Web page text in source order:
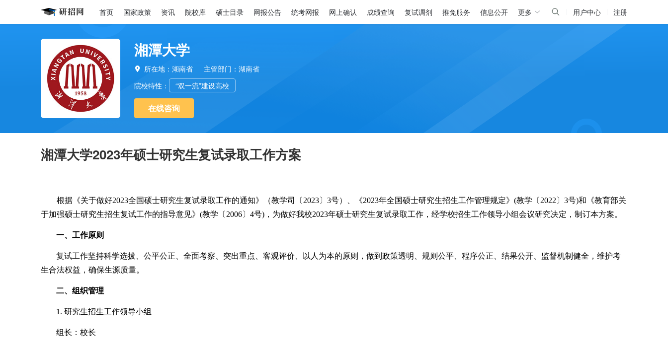
首页 国家政策 资讯 院校库 硕士目录 网报公告 统考网报 网上确认 成绩查询 复试调剂 推免服务 信息公开 更多 用户中心 注册
湘潭大学
 所在地：湖南省
主管部门：湖南省
院校特性：
“双一流”建设高校
在线咨询
湘潭大学2023年硕士研究生复试录取工作方案
根据《关于做好2023全国硕士研究生复试录取工作的通知》（教学司〔2023〕3号）、《2023年全国硕士研究生招生工作管理规定》(教学〔2022〕3号)和《教育部关
于加强硕士研究生招生复试工作的指导意见》(教学〔2006〕4号)，为做好我校2023年硕士研究生复试录取工作，经学校招生工作领导小组会议研究决定，制订本方案。
一、工作原则
复试工作坚持科学选拔、公平公正、全面考察、突出重点、客观评价、以人为本的原则，做到政策透明、规则公平、程序公正、结果公开、监督机制健全，维护考
生合法权益，确保生源质量。
二、组织管理
1. 研究生招生工作领导小组
组长：校长